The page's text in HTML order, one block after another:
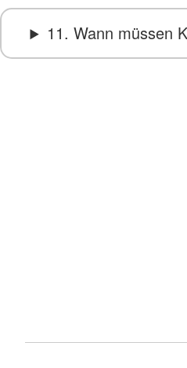
11. Wann müssen